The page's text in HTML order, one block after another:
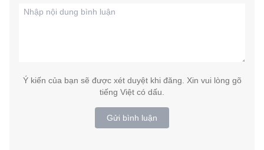
Ý kiến của bạn sẽ được xét duyệt khi đăng. Xin vui lòng gõ
tiếng Việt có dấu.
Gửi bình luận